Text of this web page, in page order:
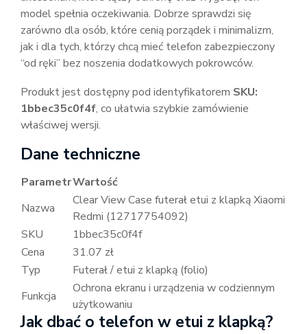
model spełnia oczekiwania. Dobrze sprawdzi się
zarówno dla osób, które cenią porządek i minimalizm,
jak i dla tych, którzy chcą mieć telefon zabezpieczony
“od ręki” bez noszenia dodatkowych pokrowców.
Produkt jest dostępny pod identyfikatorem SKU:
1bbec35c0f4f, co ułatwia szybkie zamówienie
właściwej wersji.
Dane techniczne
ParametrWartość
Nazwa
Clear View Case futerał etui z klapką Xiaomi
Redmi (12717754092)
SKU
1bbec35c0f4f
Cena
31.07 zł
Typ
Futerał / etui z klapką (folio)
Funkcja
Ochrona ekranu i urządzenia w codziennym
użytkowaniu
Jak dbać o telefon w etui z klapką?